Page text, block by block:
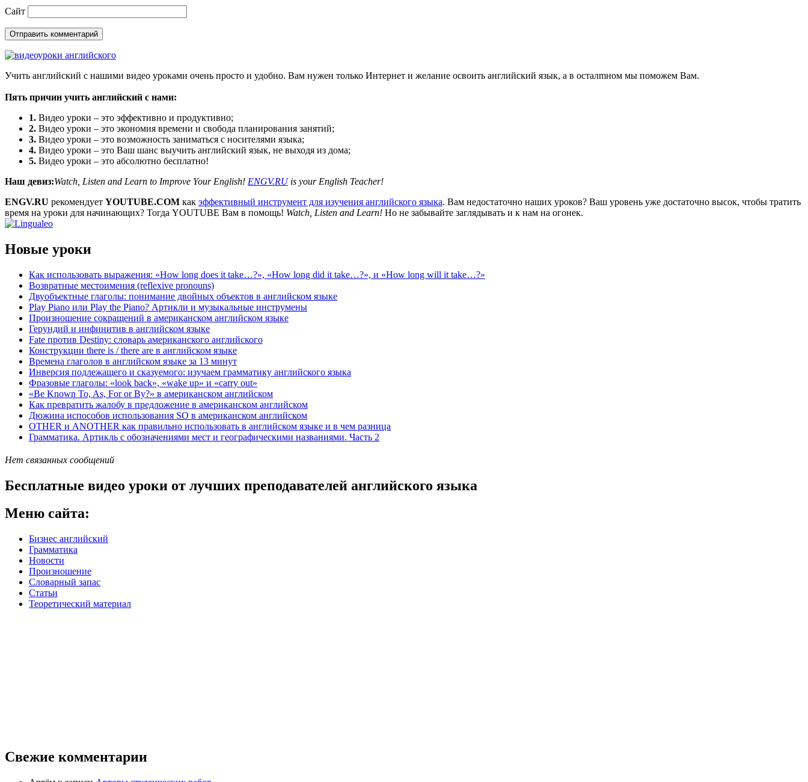
Сайт
Учить английский с нашими видео уроками очень просто и удобно. Вам нужен только Интернет и желание освоить английский язык, а в осталmном мы поможем Вам.
Пять причин учить английский с нами:
1. Видео уроки – это эффективно и продуктивно;
2. Видео уроки – это экономия времени и свобода планирования занятий;
3. Видео уроки – это возможность заниматься с носителями языка;
4. Видео уроки – это Ваш шанс выучить английский язык, не выходя из дома;
5. Видео уроки – это абсолютно бесплатно!
Наш девиз:Watch, Listen and Learn to Improve Your English! ENGV.RUis your English Teacher!
ENGV.RU рекомендует YOUTUBE.COM как эффективный инструмент для изучения английского языка. Вам недостаточно наших уроков? Ваш уровень уже достаточно высок, чтобы тратить
время на уроки для начинающих? Тогда YOUTUBE Вам в помощь! Watch, Listen and Learn! Но не забывайте заглядывать и к нам на огонек.
Новые уроки
Как использовать выражения: «How long does it take…?», «How long did it take…?», и «How long will it take…?»
Возвратные местоимения (reflexive pronouns)
Двуобъектные глаголы: понимание двойных объектов в английском языке
Play Piano или Play the Piano? Артикли и музыкальные инструмены
Произношение сокращений в американском английском языке
Герундий и инфинитив в английском языке
Fate против Destiny: словарь американского английского
Конструкции there is / there are в английском языке
Времена глаголов в английском языке за 13 минут
Инверсия подлежащего и сказуемого: изучаем грамматику английского языка
Фразовые глаголы: «look back», «wake up» и «carry out»
«Be Known To, As, For or By?» в американском английском
Как превратить жалобу в предложение в американском английском
Дюжина испособов использования SO в американском английском
OTHER и ANOTHER как правильно использовать в английском языке и в чем разница
Грамматика. Артикль с обозначениями мест и географическими названиями. Часть 2
Нет связанных сообщений
Бесплатные видео уроки от лучших преподавателей английского языка
Меню сайта:
Бизнес английский
Грамматика
Новости
Произношение
Словарный запас
Статьи
Теоретический материал
Свежие комментарии